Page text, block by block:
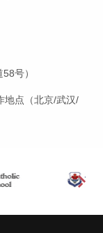
号）
地点（北京/武汉/